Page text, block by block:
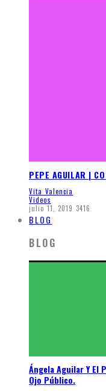
PEPE AGUILAR |
Vita Valencia
Videos
julio 11, 2019 3416
BLOG
BLOG
Ángela Aguilar Y El
Ojo Público.